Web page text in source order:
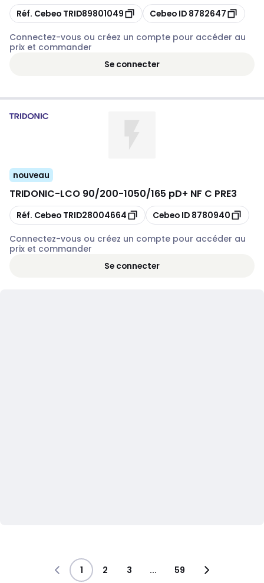
Copier
Réf. Cebeo TRID89801049 Copier
Cebeo ID 8782647
Connectez-vous ou créez un compte pour accéder au
prix et commander
Se connecter
nouveau
TRIDONIC-LCO 90/200-1050/165 pD+ NF C PRE3
Copier
Réf. Cebeo TRID28004664 Copier
Cebeo ID 8780940
Connectez-vous ou créez un compte pour accéder au
prix et commander
Se connecter
1 2 3 ... 59